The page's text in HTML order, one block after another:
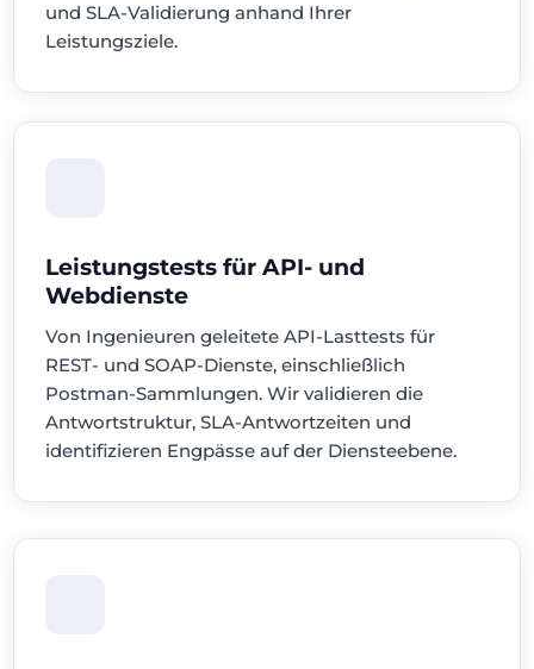
und SLA-Validierung anhand Ihrer
Leistungsziele.
Leistungstests für API- und
Webdienste
Von Ingenieuren geleitete API-Lasttests für
REST- und SOAP-Dienste, einschließlich
Postman-Sammlungen. Wir validieren die
Antwortstruktur, SLA-Antwortzeiten und
identifizieren Engpässe auf der Diensteebene.